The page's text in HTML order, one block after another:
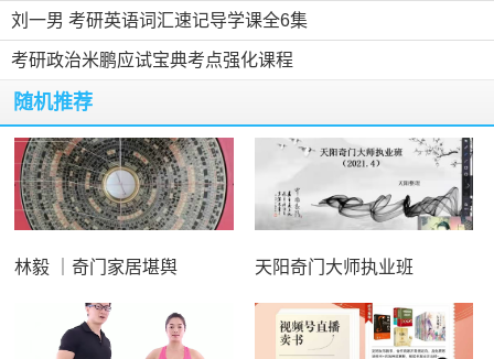
刘一男 考研英语词汇速记导学课全6集
考研政治米鹏应试宝典考点强化课程
随机推荐
林毅 ｜奇门家居堪舆 天阳奇门大师执业班